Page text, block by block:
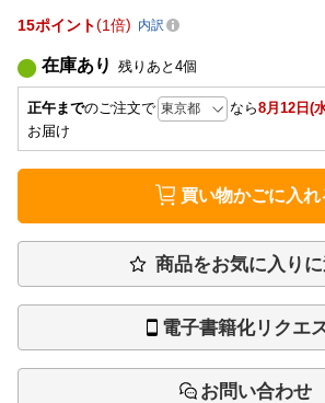
15ポイント 1倍 内訳
在庫あり 残りあと 4個
正午までのご注文で なら8月12日(
お届け
買い物かごに入れ
商品をお気に入り
電子書籍化リクエ
お問い合わせ